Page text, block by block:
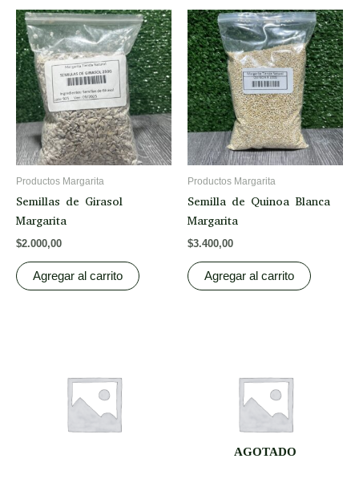
Productos Margarita
Semillas de Girasol
Margarita
$2.000,00
Agregar al carrito
Productos Margarita
Semilla de Quinoa Blanca
Margarita
$3.400,00
Agregar al carrito
AGOTADO